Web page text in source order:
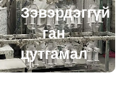
Зэвэрдэггүй
ган
цутгамал